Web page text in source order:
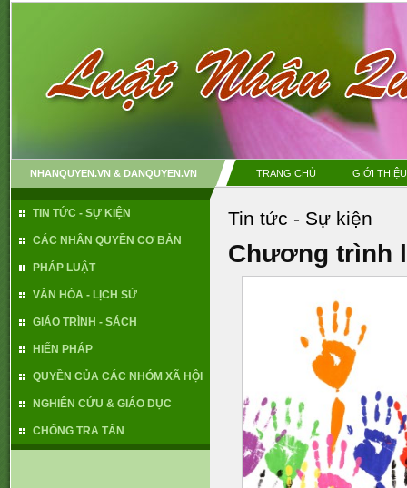
NHANQUYEN.VN & DANQUYEN.VN TRANG CHỦ GIỚI THIỆU
TIN TỨC - SỰ KIỆN
CÁC NHÂN QUYỀN CƠ BẢN
PHÁP LUẬT
VĂN HÓA - LỊCH SỬ
GIÁO TRÌNH - SÁCH
HIẾN PHÁP
QUYỀN CỦA CÁC NHÓM XÃ HỘI
NGHIÊN CỨU & GIÁO DỤC
CHỐNG TRA TẤN
Tin tức - Sự kiện
Chương trình